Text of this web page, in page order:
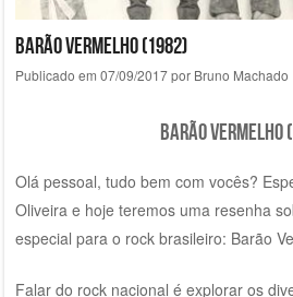
Barão Vermelho (1982)
Publicado em 07/09/2017por Bruno Machado
Barão Vermelho
Olá pessoal, tudo bem com vocês?
Oliveira e hoje teremos uma resenha
especial para o rock brasileiro: Barão
Falar do rock nacional é explorar os